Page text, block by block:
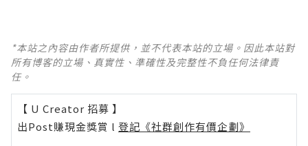
*本站之內容由作者所提供，並不代表本站的立場。因此本站對
所有博客的立場、真實性、準確性及完整性不負任何法律責
任。
【 U Creator 招募 】
出Post賺現金獎賞 l 登記《社群創作有價企劃》